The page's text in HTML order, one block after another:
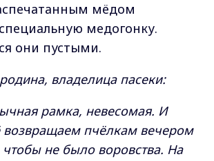
мёдом
медогонку.
они пустыми.
владелица пасеки:
рамка, невесомая. И
возвращаем пчёлкам вечером
чтобы не было воровства. На